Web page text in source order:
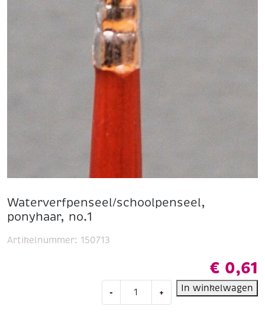
Waterverfpenseel/schoolpenseel,
ponyhaar, no.1
€ 0,61
-
Waterverfpenseel/schoolpenseel,
ponyhaar,
+ In winkelwagen
Artikelnummer: 150713